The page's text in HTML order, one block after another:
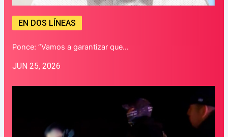
EN DOS LÍNEAS
Ponce: “Vamos a garantizar que…
JUN 25, 2026